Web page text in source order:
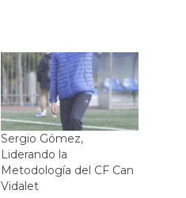
Sergio Gómez,
Liderando la
Metodología del CF Can
Vidalet